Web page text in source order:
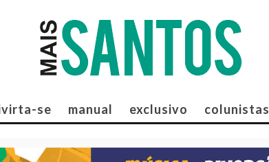
se manual exclusivo colunistas